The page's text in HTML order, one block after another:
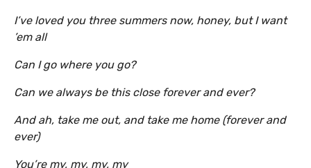
I’ve loved you three summers now, honey, but I want
’em all
Can I go where you go?
Can we always be this close forever and ever?
And ah, take me out, and take me home (forever and
ever)
You’re my, my, my, my